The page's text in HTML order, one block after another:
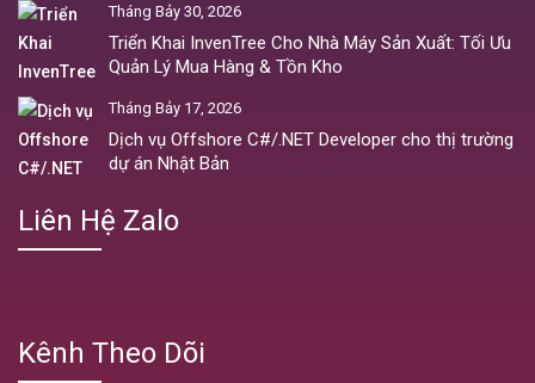
Tháng Bảy 30, 2026
Triển Khai InvenTree Cho Nhà Máy Sản Xuất: Tối Ưu
Quản Lý Mua Hàng & Tồn Kho
Tháng Bảy 17, 2026
Dịch vụ Offshore C#/.NET Developer cho thị trường
dự án Nhật Bản
Liên Hệ Zalo
Kênh Theo Dõi